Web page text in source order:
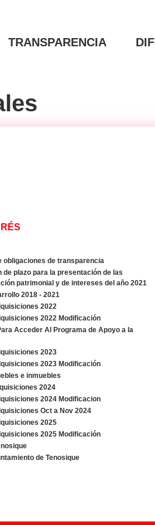
TRANSPARENCIA DIF
obligaciones de transparencia
plazo para la presentación de las
patrimonial y de intereses del año 2021
2018 - 2021
2022
2022 Modificación
Acceder Al Programa de Apoyo a la
2023
2023 Modificación
e inmuebles
2024
2024 Modificacion
Oct a Nov 2024
2025
2025 Modificación
de Tenosique